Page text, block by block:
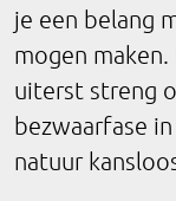
je een belang
mogen
uiterst streng
bezwaarfase
natuur